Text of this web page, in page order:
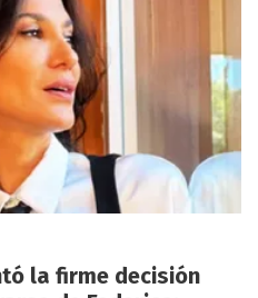
la firme decisión